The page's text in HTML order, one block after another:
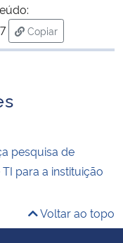
Copiar
para área de
pesquisa de
para a instituição
Voltar ao topo